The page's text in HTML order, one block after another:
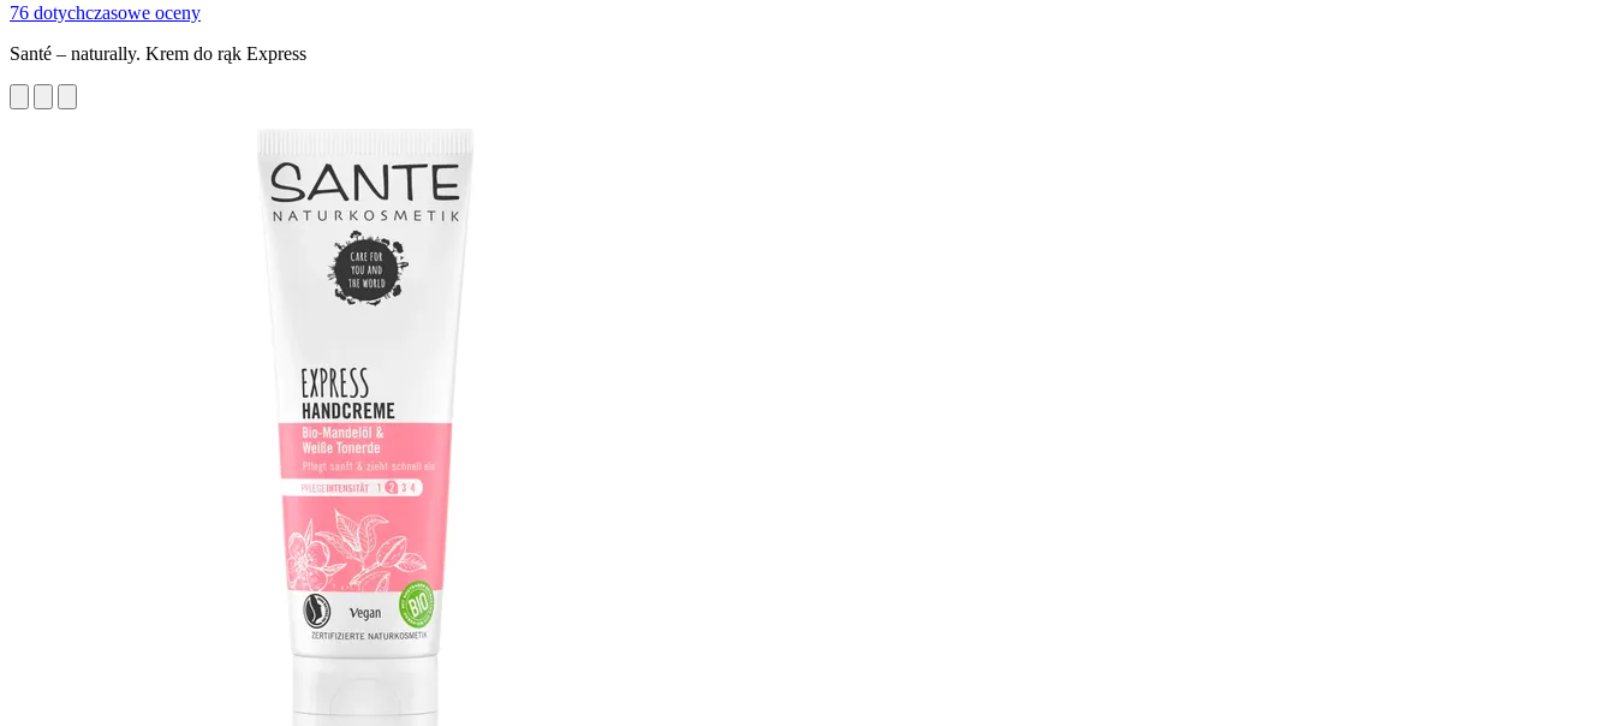
76 dotychczasowe oceny
Santé – naturally. Krem do rąk Express